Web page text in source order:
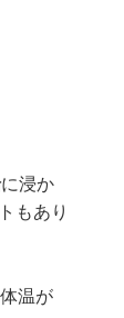
に浸か
もあり
温が